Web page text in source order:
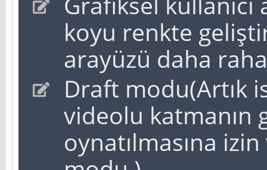
koyu renkte
arayüzü daha
Draft modu(Artık
videolu katmanın
oynatılmasına